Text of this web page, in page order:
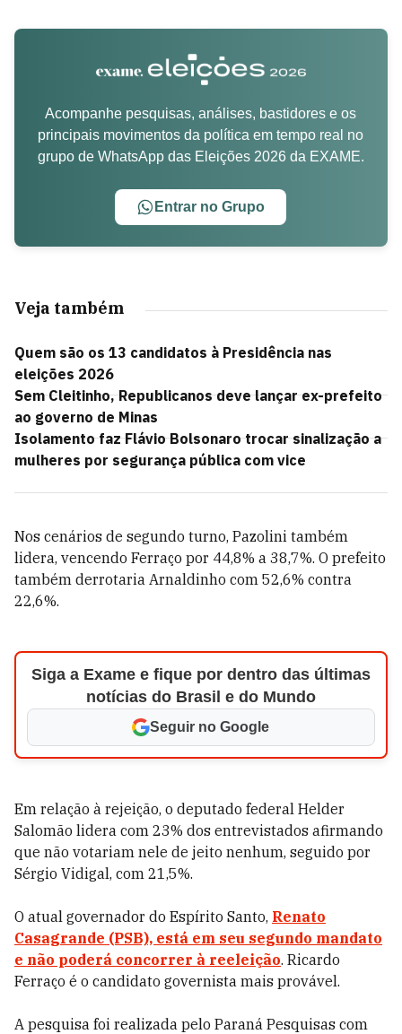
Acompanhe pesquisas, análises, bastidores e os
principais movimentos da política em tempo real no
grupo de WhatsApp das Eleições 2026 da EXAME.
Entrar no Grupo
Veja também
Quem são os 13 candidatos à Presidência nas
eleições 2026
Sem Cleitinho, Republicanos deve lançar ex-prefeito
ao governo de Minas
Isolamento faz Flávio Bolsonaro trocar sinalização a
mulheres por segurança pública com vice
Nos cenários de segundo turno, Pazolini também
lidera, vencendo Ferraço por 44,8% a 38,7%. O prefeito
também derrotaria Arnaldinho com 52,6% contra
22,6%.
Siga a Exame e fique por dentro das últimas
notícias do Brasil e do Mundo
Seguir no Google
Em relação à rejeição, o deputado federal Helder
Salomão lidera com 23% dos entrevistados afirmando
que não votariam nele de jeito nenhum, seguido por
Sérgio Vidigal, com 21,5%.
O atual governador do Espírito Santo, Renato
Casagrande (PSB), está em seu segundo mandato
e não poderá concorrer à reeleição. Ricardo
Ferraço é o candidato governista mais provável.
A pesquisa foi realizada pelo Paraná Pesquisas com